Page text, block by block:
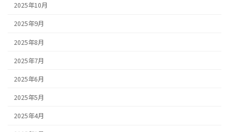
2025年10月
2025年9月
2025年8月
2025年7月
2025年6月
2025年5月
2025年4月